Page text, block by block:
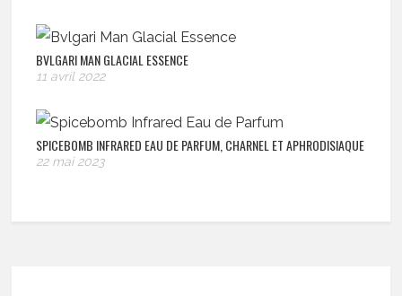
BVLGARI MAN GLACIAL ESSENCE
11 avril 2022
SPICEBOMB INFRARED EAU DE PARFUM, CHARNEL ET APHRODISIAQUE
22 mai 2023